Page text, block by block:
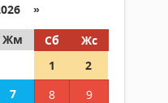
»
Жм Сб
Жс
1
2
7 8
9